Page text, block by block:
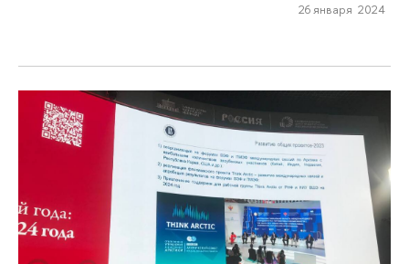
26 января 2024